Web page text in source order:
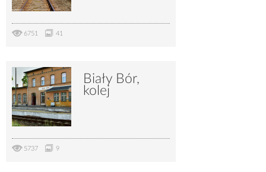
6751 41
Biały Bór,
kolej
5737 9